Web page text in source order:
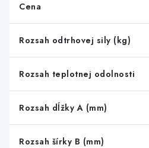
o
u
t
v
Cena
Rozsah odtrhovej sily (kg)
Rozsah teplotnej odolnosti
Rozsah dĺžky A (mm)
Rozsah šírky B (mm)